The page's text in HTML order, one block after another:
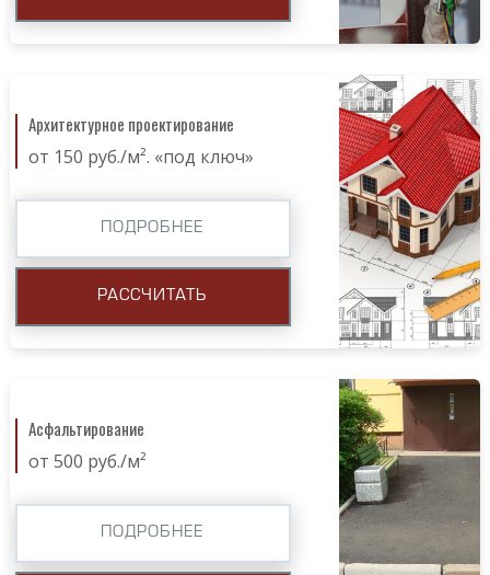
Архитектурное проектирование
от 150 руб./м². «под ключ»
ПОДРОБНЕЕ
РАССЧИТАТЬ
Асфальтирование
от 500 руб./м²
ПОДРОБНЕЕ